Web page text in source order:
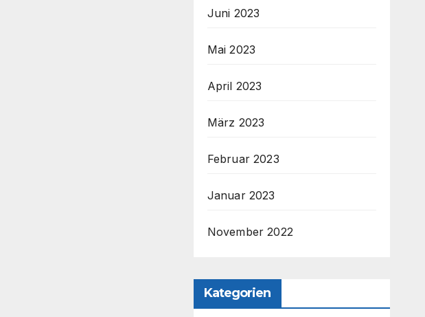
Juni 2023
Mai 2023
April 2023
März 2023
Februar 2023
Januar 2023
November 2022
Kategorien